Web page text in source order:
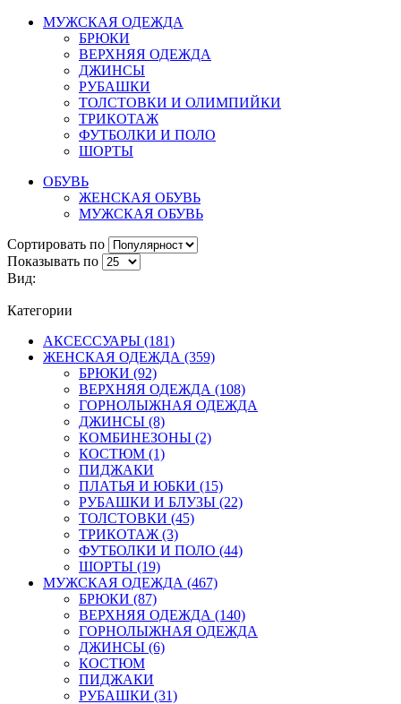
МУЖСКАЯ ОДЕЖДА
БРЮКИ
ВЕРХНЯЯ ОДЕЖДА
ДЖИНСЫ
РУБАШКИ
ТОЛСТОВКИ И ОЛИМПИЙКИ
ТРИКОТАЖ
ФУТБОЛКИ И ПОЛО
ШОРТЫ
ОБУВЬ
ЖЕНСКАЯ ОБУВЬ
МУЖСКАЯ ОБУВЬ
Сортировать по
Показывать по
Вид:
Категории
АКСЕССУАРЫ (181)
ЖЕНСКАЯ ОДЕЖДА (359)
БРЮКИ (92)
ВЕРХНЯЯ ОДЕЖДА (108)
ГОРНОЛЫЖНАЯ ОДЕЖДА
ДЖИНСЫ (8)
КОМБИНЕЗОНЫ (2)
КОСТЮМ (1)
ПИДЖАКИ
ПЛАТЬЯ И ЮБКИ (15)
РУБАШКИ И БЛУЗЫ (22)
ТОЛСТОВКИ (45)
ТРИКОТАЖ (3)
ФУТБОЛКИ И ПОЛО (44)
ШОРТЫ (19)
МУЖСКАЯ ОДЕЖДА (467)
БРЮКИ (87)
ВЕРХНЯЯ ОДЕЖДА (140)
ГОРНОЛЫЖНАЯ ОДЕЖДА
ДЖИНСЫ (6)
КОСТЮМ
ПИДЖАКИ
РУБАШКИ (31)